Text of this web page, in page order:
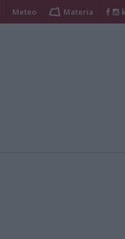
Meteo Materia